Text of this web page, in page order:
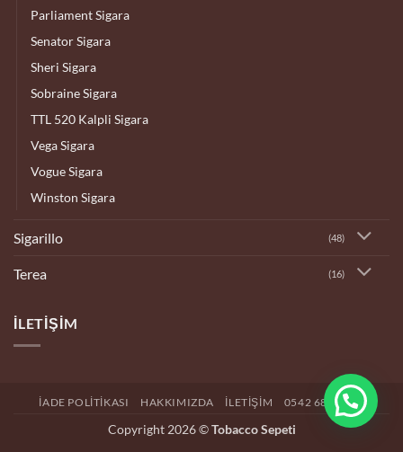
Parliament Sigara
Senator Sigara
Sheri Sigara
Sobraine Sigara
TTL 520 Kalpli Sigara
Vega Sigara
Vogue Sigara
Winston Sigara
Sigarillo (48)
Terea (16)
İLETIŞIM
İADE POLITIKASI HAKKIMIZDA İLETIŞIM 0542 682 4192
Copyright 2026 ©Tobacco Sepeti